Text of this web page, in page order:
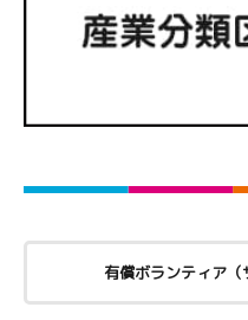
有償ボランティア